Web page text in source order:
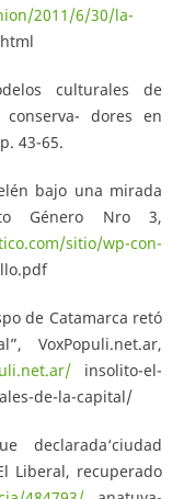
2011/6/30/la-
culturales de
dores en
43-65.
bajo una mirada
Género Nro 3,
sitio/wp-con-
de Catamarca retó
VoxPopuli.net.ar,
insolito-el-
de-la-capital/
declarada‘ciudad
Liberal, recuperado